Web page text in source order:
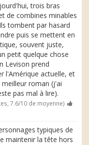
trois bras
de combines minables
tombent par hasard
puis se mettent en
souvent juste,
petit quelque chose
Levison prend
l'Amérique actuelle, et
roman (j'ai
pas mal à lire).
7.6/10 de moyenne)
typiques de
maintenir la tête hors